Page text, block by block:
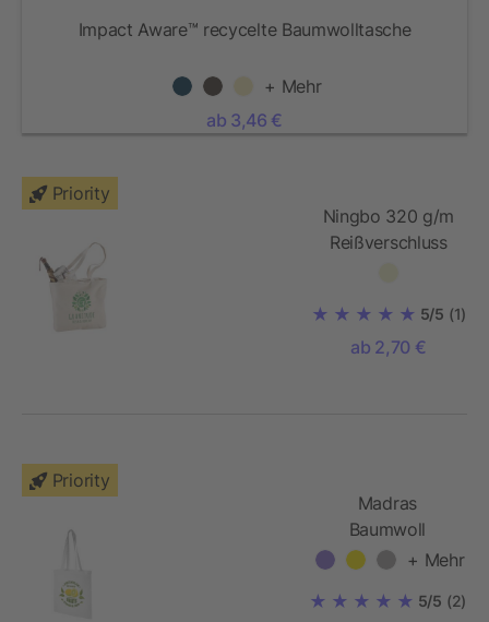
Impact Aware™ recycelte Baumwolltasche
+ Mehr
ab 3,46 €
Priority
Ningbo 320 g/m
Reißverschluss
5/5 (1)
ab 2,70 €
Priority
Madras
Baumwoll
Tragetasche+ Mehr
5/5 (2)